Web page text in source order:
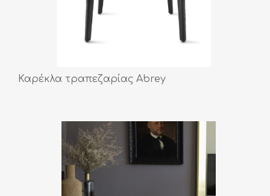
Καρέκλα τραπεζαρίας Abrey